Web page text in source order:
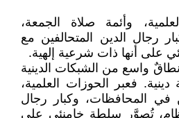
وأئمة صلاة الجمعة،
رجال الدين المتحالفين مع
على أنها ذات شرعية إلهية.
واسع من الشبكات الدينية
فعبر الحوزات العلمية،
في المحافظات، وكبار رجال
تُصوَّر سلطة خامنئي على